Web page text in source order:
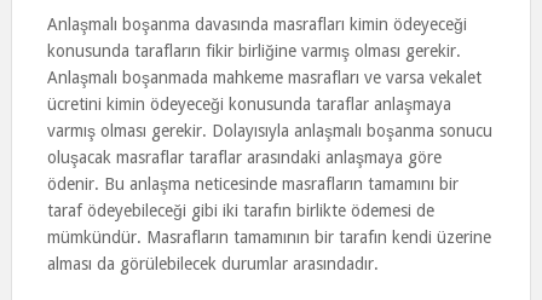
Anlaşmalı boşanma davasında masrafları kimin ödeyeceği
konusunda tarafların fikir birliğine varmış olması gerekir.
Anlaşmalı boşanmada mahkeme masrafları ve varsa vekalet
ücretini kimin ödeyeceği konusunda taraflar anlaşmaya
varmış olması gerekir. Dolayısıyla anlaşmalı boşanma sonucu
oluşacak masraflar taraflar arasındaki anlaşmaya göre
ödenir. Bu anlaşma neticesinde masrafların tamamını bir
taraf ödeyebileceği gibi iki tarafın birlikte ödemesi de
mümkündür. Masrafların tamamının bir tarafın kendi üzerine
alması da görülebilecek durumlar arasındadır.